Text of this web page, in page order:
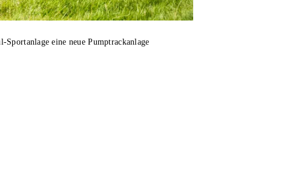
eine neue Pumptrackanlage